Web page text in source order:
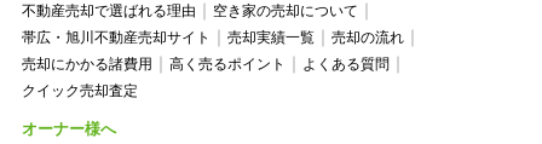
不動産売却で選ばれる理由
空き家の売却について
帯広・旭川不動産売却サイト
売却実績一覧
売却の流れ
売却にかかる諸費用
高く売るポイント
よくある質問
クイック売却査定
オーナー様へ